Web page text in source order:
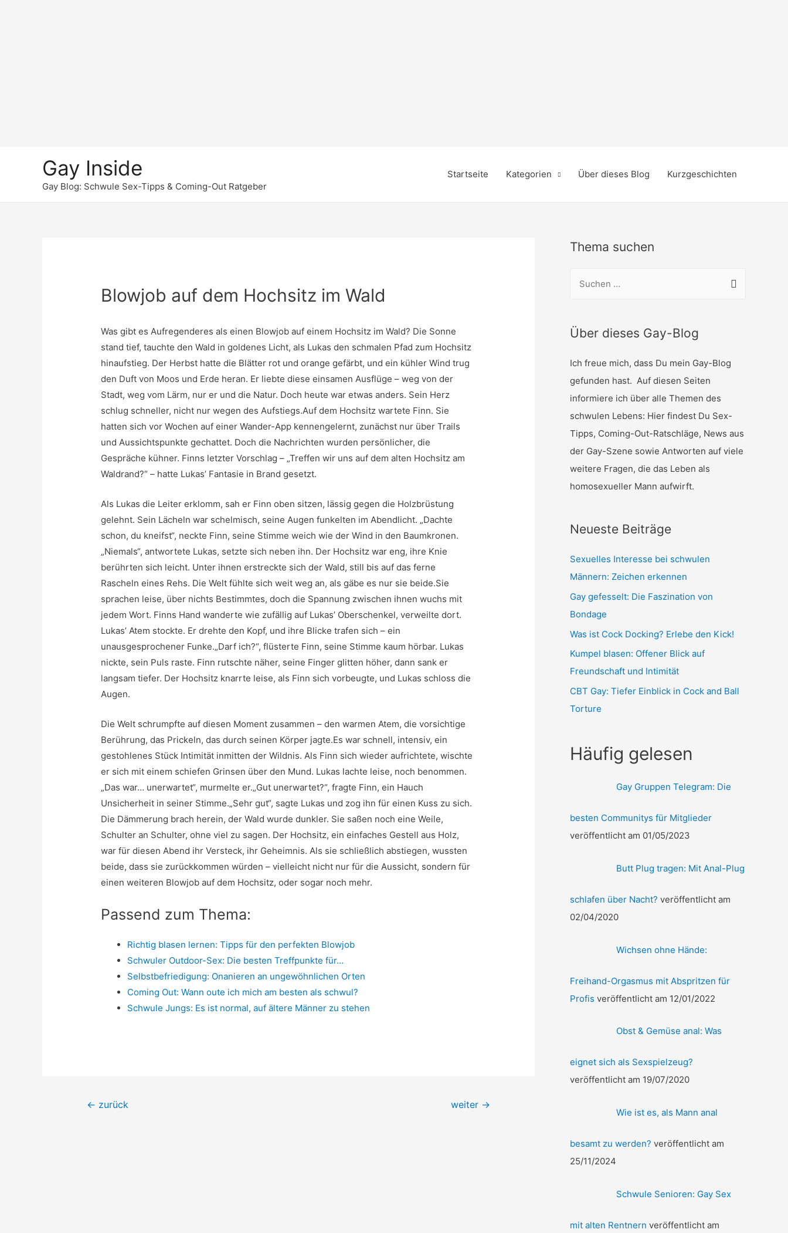
Gay Inside
Gay Blog: Schwule Sex-Tipps & Coming-Out Ratgeber
Startseite Kategorien Über dieses Blog Kurzgeschichten
Blowjob auf dem Hochsitz im Wald
Was gibt es Aufregenderes als einen Blowjob auf einem Hochsitz im Wald? Die Sonne
stand tief, tauchte den Wald in goldenes Licht, als Lukas den schmalen Pfad zum Hochsitz
hinaufstieg. Der Herbst hatte die Blätter rot und orange gefärbt, und ein kühler Wind trug
den Duft von Moos und Erde heran. Er liebte diese einsamen Ausflüge – weg von der
Stadt, weg vom Lärm, nur er und die Natur. Doch heute war etwas anders. Sein Herz
schlug schneller, nicht nur wegen des Aufstiegs.Auf dem Hochsitz wartete Finn. Sie
hatten sich vor Wochen auf einer Wander-App kennengelernt, zunächst nur über Trails
und Aussichtspunkte gechattet. Doch die Nachrichten wurden persönlicher, die
Gespräche kühner. Finns letzter Vorschlag – „Treffen wir uns auf dem alten Hochsitz am
Waldrand?“ – hatte Lukas’ Fantasie in Brand gesetzt.
Als Lukas die Leiter erklomm, sah er Finn oben sitzen, lässig gegen die Holzbrüstung
gelehnt. Sein Lächeln war schelmisch, seine Augen funkelten im Abendlicht. „Dachte
schon, du kneifst“, neckte Finn, seine Stimme weich wie der Wind in den Baumkronen.
„Niemals“, antwortete Lukas, setzte sich neben ihn. Der Hochsitz war eng, ihre Knie
berührten sich leicht. Unter ihnen erstreckte sich der Wald, still bis auf das ferne
Rascheln eines Rehs. Die Welt fühlte sich weit weg an, als gäbe es nur sie beide.Sie
sprachen leise, über nichts Bestimmtes, doch die Spannung zwischen ihnen wuchs mit
jedem Wort. Finns Hand wanderte wie zufällig auf Lukas’ Oberschenkel, verweilte dort.
Lukas’ Atem stockte. Er drehte den Kopf, und ihre Blicke trafen sich – ein
unausgesprochener Funke.„Darf ich?“, flüsterte Finn, seine Stimme kaum hörbar. Lukas
nickte, sein Puls raste. Finn rutschte näher, seine Finger glitten höher, dann sank er
langsam tiefer. Der Hochsitz knarrte leise, als Finn sich vorbeugte, und Lukas schloss die
Augen.
Die Welt schrumpfte auf diesen Moment zusammen – den warmen Atem, die vorsichtige
Berührung, das Prickeln, das durch seinen Körper jagte.Es war schnell, intensiv, ein
gestohlenes Stück Intimität inmitten der Wildnis. Als Finn sich wieder aufrichtete, wischte
er sich mit einem schiefen Grinsen über den Mund. Lukas lachte leise, noch benommen.
„Das war… unerwartet“, murmelte er.„Gut unerwartet?“, fragte Finn, ein Hauch
Unsicherheit in seiner Stimme.„Sehr gut“, sagte Lukas und zog ihn für einen Kuss zu sich.
Die Dämmerung brach herein, der Wald wurde dunkler. Sie saßen noch eine Weile,
Schulter an Schulter, ohne viel zu sagen. Der Hochsitz, ein einfaches Gestell aus Holz,
war für diesen Abend ihr Versteck, ihr Geheimnis. Als sie schließlich abstiegen, wussten
beide, dass sie zurückkommen würden – vielleicht nicht nur für die Aussicht, sondern für
einen weiteren Blowjob auf dem Hochsitz, oder sogar noch mehr.
Passend zum Thema:
Richtig blasen lernen: Tipps für den perfekten Blowjob
Schwuler Outdoor-Sex: Die besten Treffpunkte für…
Selbstbefriedigung: Onanieren an ungewöhnlichen Orten
Coming Out: Wann oute ich mich am besten als schwul?
Schwule Jungs: Es ist normal, auf ältere Männer zu stehen
Beitragsnavigation
← zurück weiter →
Thema suchen
h
n
n
a
c
h
:
Über dieses Gay-Blog
Ich freue mich, dass Du mein Gay-Blog
gefunden hast. Auf diesen Seiten
informiere ich über alle Themen des
schwulen Lebens: Hier findest Du Sex-
Tipps, Coming-Out-Ratschläge, News aus
der Gay-Szene sowie Antworten auf viele
weitere Fragen, die das Leben als
homosexueller Mann aufwirft.
Neueste Beiträge
Sexuelles Interesse bei schwulen
Männern: Zeichen erkennen
Gay gefesselt: Die Faszination von
Bondage
Was ist Cock Docking? Erlebe den Kick!
Kumpel blasen: Offener Blick auf
Freundschaft und Intimität
CBT Gay: Tiefer Einblick in Cock and Ball
Torture
Häufig gelesen
Gay Gruppen Telegram: Die
besten Communitys für Mitglieder
veröffentlicht am 01/05/2023
Butt Plug tragen: Mit Anal-Plug
schlafen über Nacht? veröffentlicht am
02/04/2020
Wichsen ohne Hände:
Freihand-Orgasmus mit Abspritzen für
Profis veröffentlicht am 12/01/2022
Obst & Gemüse anal: Was
eignet sich als Sexspielzeug?
veröffentlicht am 19/07/2020
Wie ist es, als Mann anal
besamt zu werden? veröffentlicht am
25/11/2024
Schwule Senioren: Gay Sex
mit alten Rentnern veröffentlicht am